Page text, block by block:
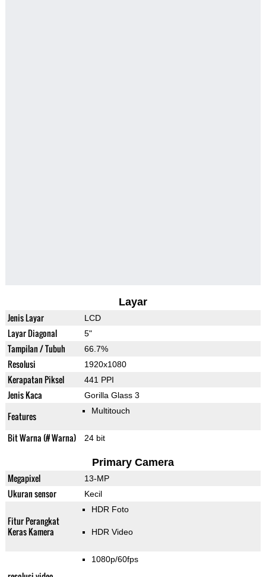
Layar
Jenis Layar LCD
Layar Diagonal 5"
Tampilan / Tubuh 66.7%
Resolusi 1920x1080
Kerapatan Piksel 441 PPI
Jenis Kaca Gorilla Glass 3
Features Multitouch
Bit Warna (# Warna) 24 bit
Primary Camera
Megapixel 13-MP
Ukuran sensor Kecil
Fitur Perangkat
Keras Kamera
HDR Foto
HDR Video
1080p/60fps